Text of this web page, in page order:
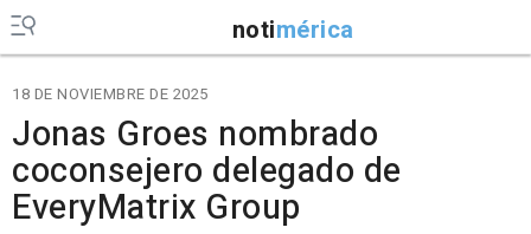
notimérica
18 DE NOVIEMBRE DE 2025
Jonas Groes nombrado
coconsejero delegado de
EveryMatrix Group